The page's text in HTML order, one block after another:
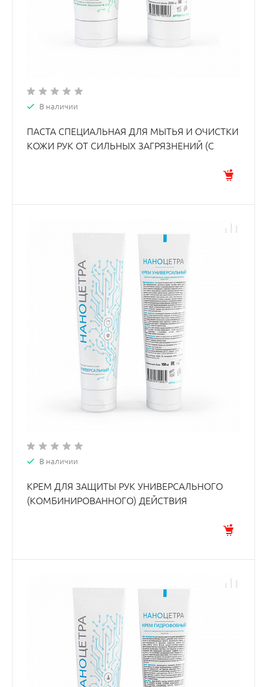
В наличии
ПАСТА СПЕЦИАЛЬНАЯ ДЛЯ МЫТЬЯ И ОЧИСТКИ
КОЖИ РУК ОТ СИЛЬНЫХ ЗАГРЯЗНЕНИЙ (С
В наличии
КРЕМ ДЛЯ ЗАЩИТЫ РУК УНИВЕРСАЛЬНОГО
(КОМБИНИРОВАННОГО) ДЕЙСТВИЯ